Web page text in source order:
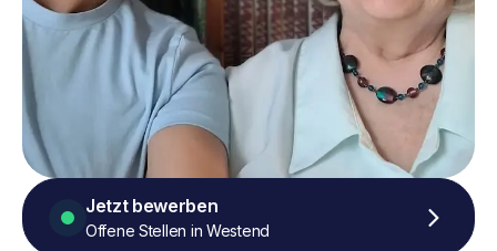
Jetzt bewerben
Offene Stellen in Westend